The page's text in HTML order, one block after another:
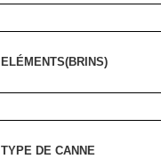
ELÉMENTS(BRINS)
TYPE DE CANNE